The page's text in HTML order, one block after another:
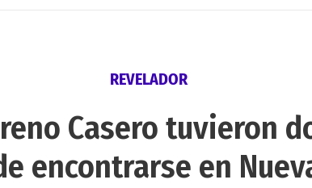
REVELADOR
Casero tuvieron
encontrarse en